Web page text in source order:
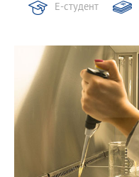
Е-студент